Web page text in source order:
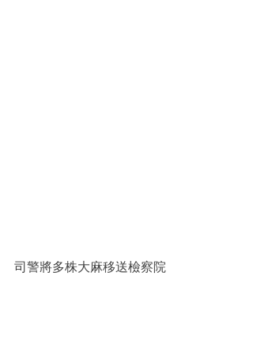
司警將多株大麻移送檢察院